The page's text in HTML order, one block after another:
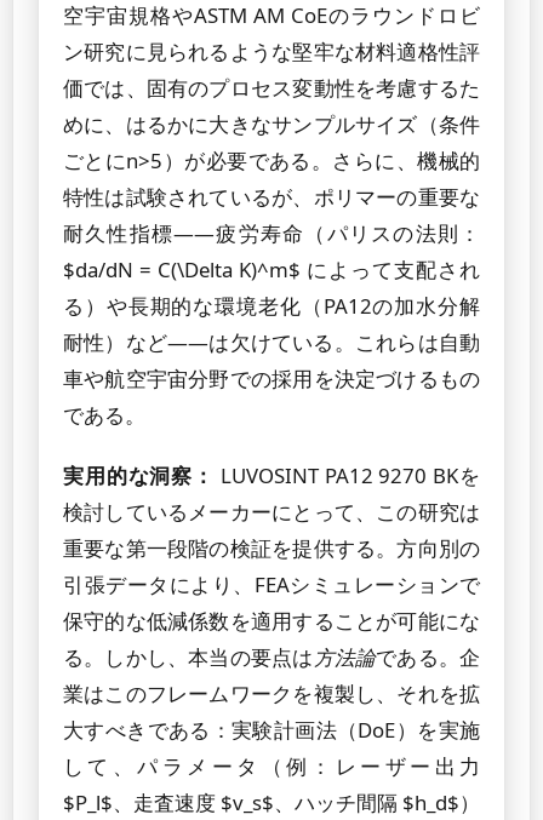
空宇宙規格やASTM AM CoEのラウンドロビ
ン研究に見られるような堅牢な材料適格性評
価では、固有のプロセス変動性を考慮するた
めに、はるかに大きなサンプルサイズ（条件
ごとにn>5）が必要である。さらに、機械的
特性は試験されているが、ポリマーの重要な
耐久性指標——疲労寿命（パリスの法則：
$da/dN = C(\Delta K)^m$ によって支配され
る）や長期的な環境老化（PA12の加水分解
耐性）など——は欠けている。これらは自動
車や航空宇宙分野での採用を決定づけるもの
である。
実用的な洞察： LUVOSINT PA12 9270 BKを
検討しているメーカーにとって、この研究は
重要な第一段階の検証を提供する。方向別の
引張データにより、FEAシミュレーションで
保守的な低減係数を適用することが可能にな
る。しかし、本当の要点は方法論である。企
業はこのフレームワークを複製し、それを拡
大すべきである：実験計画法（DoE）を実施
して、パラメータ（例：レーザー出力
$P_l$、走査速度 $v_s$、ハッチ間隔 $h_d$）